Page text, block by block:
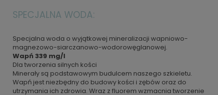
SPECJALNA WODA:
Specjalna woda o wyjątkowej mineralizacji wapniowo-
magnezowo-siarczanowo-wodorowęglanowej.
Wapń 339 mg/l
Dla tworzenia silnych kości
Minerały są podstawowym budulcem naszego szkieletu.
Wapń jest niezbędny do budowy kości i zębów oraz do
utrzymania ich zdrowia. Wraz z fluorem wzmacnia tworzenie